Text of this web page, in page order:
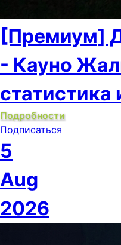
[Премиум]
- Кауно
статистика
Подробности
Подписаться
5
Aug
2026